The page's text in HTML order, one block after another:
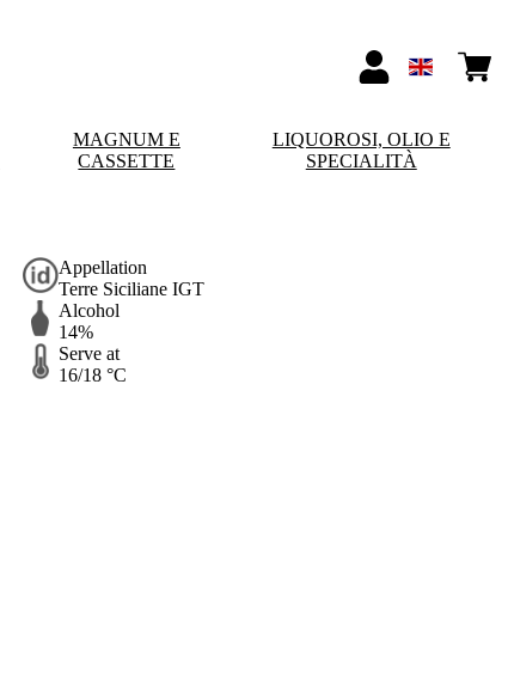
MAGNUM E
CASSETTE
LIQUOROSI, OLIO E
SPECIALITÀ
Appellation
Terre Siciliane IGT
Alcohol
14%
Serve at
16/18 °C